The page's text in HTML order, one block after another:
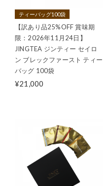
ティーバッグ100袋
【訳あり品25%OFF 賞味期
限：2026年11月24日】
JINGTEA ジンティー セイロ
ン ブレックファースト ティー
バッグ 100袋
¥21,000